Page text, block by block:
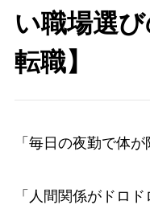
い職場選
転職】
「毎日の夜勤で体が
「人間関係がドロ